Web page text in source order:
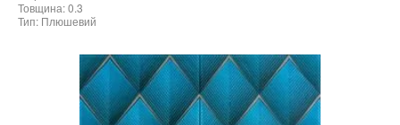
Товщина: 0.3
Тип: Плюшевий